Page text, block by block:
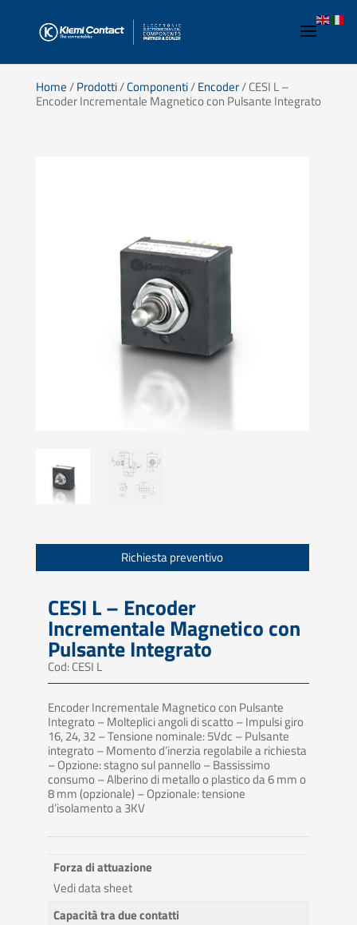
Home/Prodotti/Componenti/Encoder/ CESI L –
Encoder Incrementale Magnetico con Pulsante Integrato
Richiesta preventivo
CESI L – Encoder
Incrementale Magnetico con
Pulsante Integrato
Cod: CESI L
Encoder Incrementale Magnetico con Pulsante
Integrato – Molteplici angoli di scatto – Impulsi giro
16, 24, 32 – Tensione nominale: 5Vdc – Pulsante
integrato – Momento d’inerzia regolabile a richiesta
– Opzione: stagno sul pannello – Bassissimo
consumo – Alberino di metallo o plastico da 6 mm o
8 mm (opzionale) – Opzionale: tensione
d’isolamento a 3KV
Forza di attuazione
Vedi data sheet
Capacità tra due contatti